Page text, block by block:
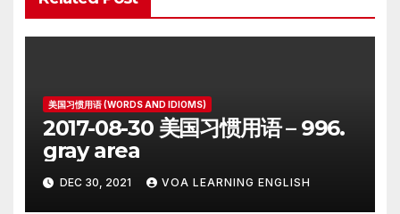
美国习惯用语 (WORDS AND IDIOMS)
2017-08-30 美国习惯用语 – 996.
gray area
DEC 30, 2021 VOA LEARNING ENGLISH